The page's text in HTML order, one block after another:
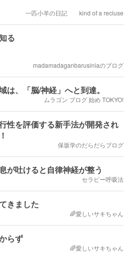
一匹小羊の日記 kind of a recluse
る
madamadaganbarusiniaのブログ
は、「脳/神経」へと到達。
ムラゴン ブログ 始め TOKYO!
性を評価する新手法が開発され
保坂学のだらだらブログ
が吐けると自律神経が整う
セラピー呼吸法
きました
🌈愛しいサキちゃん
らず
🌈愛しいサキちゃん